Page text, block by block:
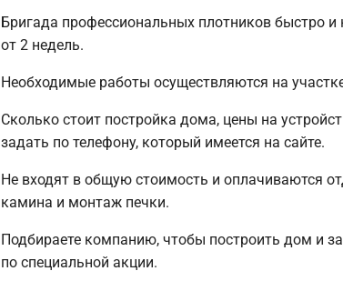
Бригада профессиональных плотников быстро
от 2 недель.
Необходимые работы осуществляются на
Сколько стоит постройка дома, цены на
задать по телефону, который имеется на сайте.
Не входят в общую стоимость и оплачиваются
камина и монтаж печки.
Подбираете компанию, чтобы построить дом и
по специальной акции.